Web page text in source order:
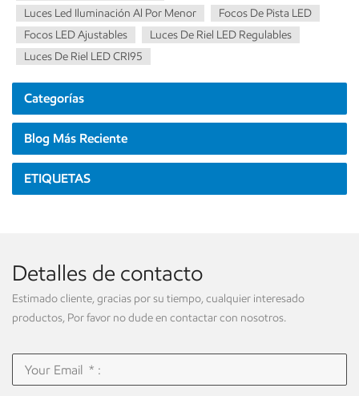
Luces Led Iluminación Al Por Menor
Focos De Pista LED
Focos LED Ajustables
Luces De Riel LED Regulables
Luces De Riel LED CRI95
Categorías
Blog Más Reciente
ETIQUETAS
Detalles de contacto
Estimado cliente, gracias por su tiempo, cualquier interesado
productos, Por favor no dude en contactar con nosotros.